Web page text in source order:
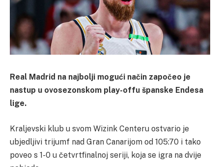
Real Madrid na najbolji mogući način započeo je
nastup u ovosezonskom play-offu španske Endesa
lige.
Kraljevski klub u svom Wizink Centeru ostvario je
ubjedljivi trijumf nad Gran Canarijom od 105:70 i tako
poveo s 1-0 u četvrtfinalnoj seriji, koja se igra na dvije